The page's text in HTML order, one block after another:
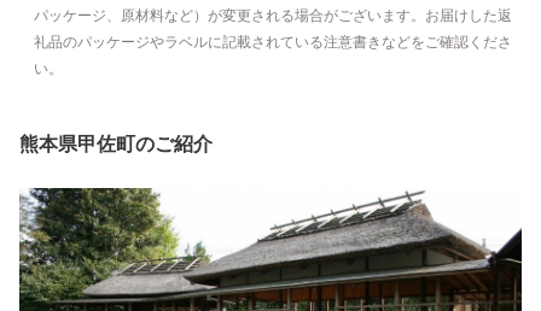
パッケージ、原材料など）が変更される場合がございます。お届けした返
礼品のパッケージやラベルに記載されている注意書きなどをご確認くださ
い。
熊本県甲佐町のご紹介